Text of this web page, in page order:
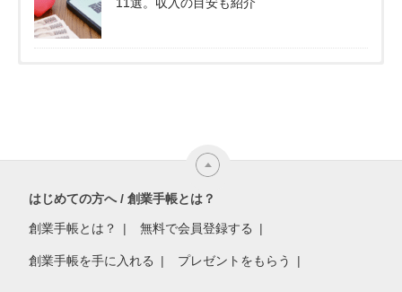
はじめての方へ / 創業手帳とは？
創業手帳とは？ 無料で会員登録する
創業手帳を手に入れる プレゼントをもらう